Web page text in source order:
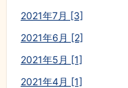
2021年7月 [3]
2021年6月 [2]
2021年5月 [1]
2021年4月 [1]